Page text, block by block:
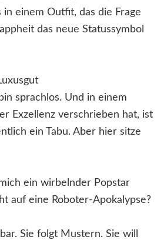
in einem Outfit, das die Frage
das neue Statussymbol
sprachlos. Und in einem
Exzellenz verschrieben hat, ist
ein Tabu. Aber hier sitze
ein wirbelnder Popstar
auf eine Roboter-Apokalypse?
Sie folgt Mustern. Sie will